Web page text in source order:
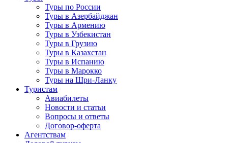
Туры по России
Туры в Азербайджан
Туры в Армению
Туры в Узбекистан
Туры в Грузию
Туры в Казахстан
Туры в Испанию
Туры в Марокко
Туры на Шри-Ланку
Туристам
Авиабилеты
Новости и статьи
Вопросы и ответы
Договор-оферта
Агентствам